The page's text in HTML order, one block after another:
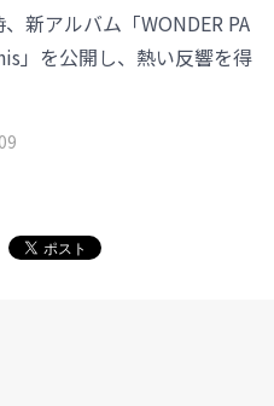
新アルバム「WONDER PA
」を公開し、熱い反響を得